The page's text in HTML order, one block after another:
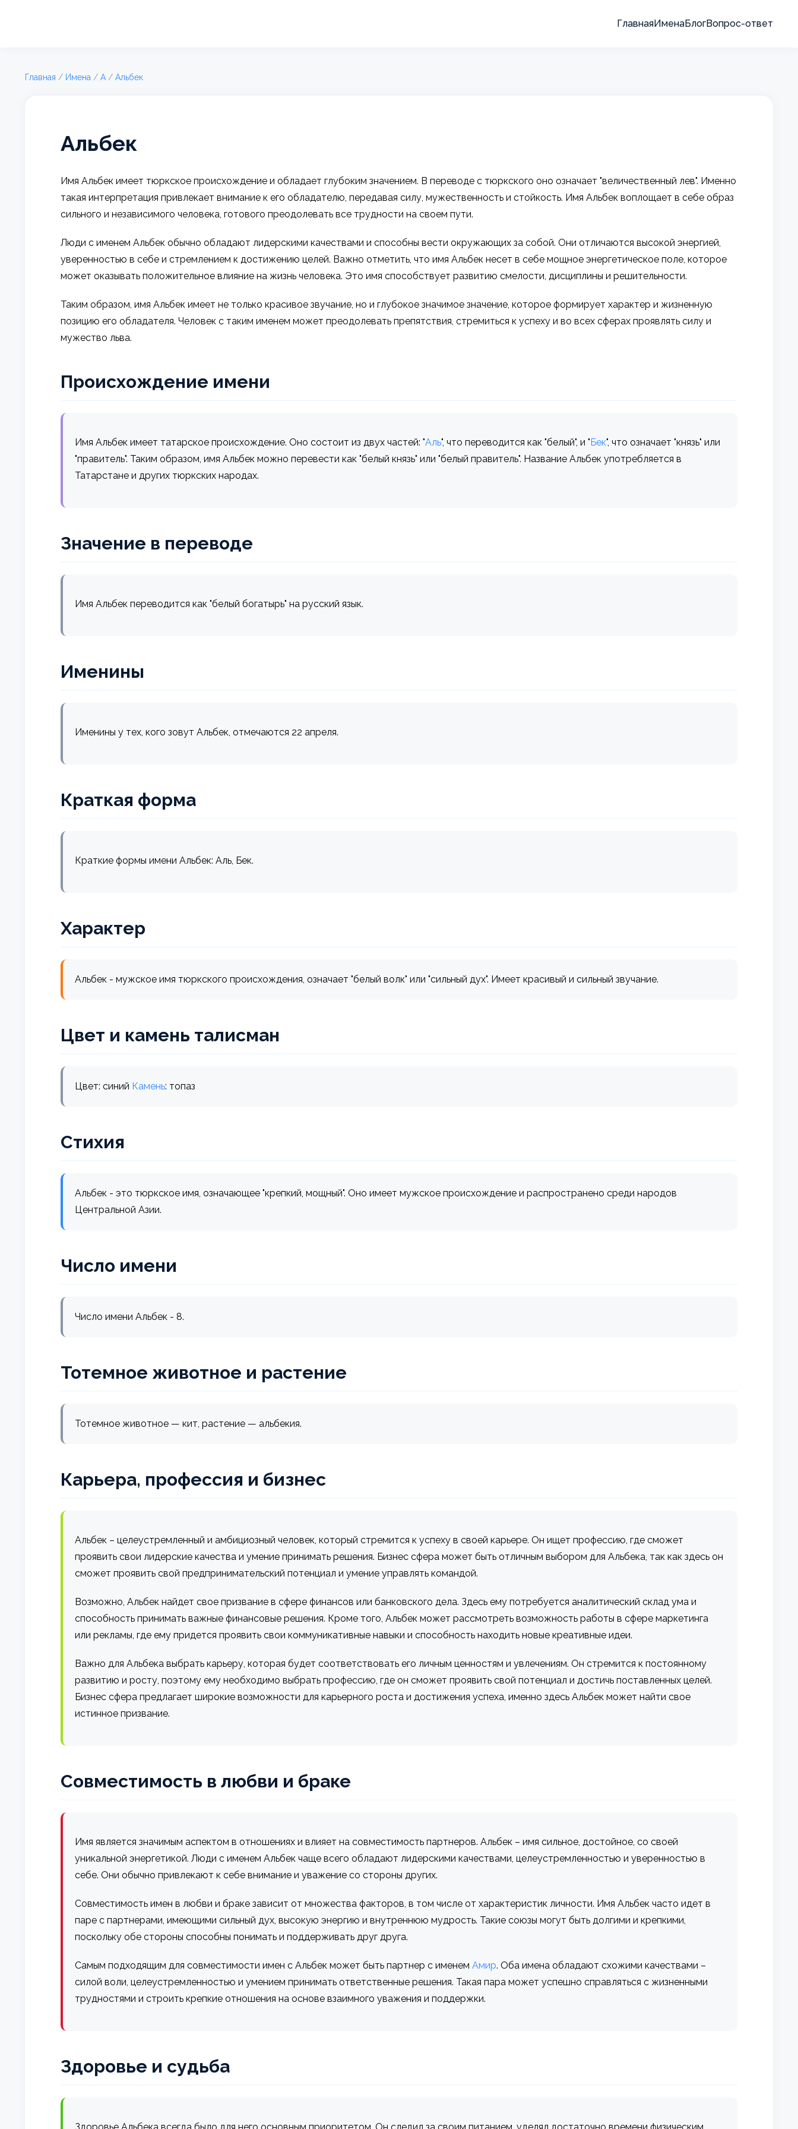
ГлавнаяИменаБлогВопрос-ответ
Главная / Имена / А / Альбек
Альбек
Имя Альбек имеет тюркское происхождение и обладает глубоким значением. В переводе с тюркского оно означает "величественный лев". Именно
такая интерпретация привлекает внимание к его обладателю, передавая силу, мужественность и стойкость. Имя Альбек воплощает в себе образ
сильного и независимого человека, готового преодолевать все трудности на своем пути.
Люди с именем Альбек обычно обладают лидерскими качествами и способны вести окружающих за собой. Они отличаются высокой энергией,
уверенностью в себе и стремлением к достижению целей. Важно отметить, что имя Альбек несет в себе мощное энергетическое поле, которое
может оказывать положительное влияние на жизнь человека. Это имя способствует развитию смелости, дисциплины и решительности.
Таким образом, имя Альбек имеет не только красивое звучание, но и глубокое значимое значение, которое формирует характер и жизненную
позицию его обладателя. Человек с таким именем может преодолевать препятствия, стремиться к успеху и во всех сферах проявлять силу и
мужество льва.
Происхождение имени
Имя Альбек имеет татарское происхождение. Оно состоит из двух частей: "Аль", что переводится как "белый", и "Бек", что означает "князь" или
"правитель". Таким образом, имя Альбек можно перевести как "белый князь" или "белый правитель". Название Альбек употребляется в
Татарстане и других тюркских народах.
Значение в переводе
Имя Альбек переводится как "белый богатырь" на русский язык.
Именины
Именины у тех, кого зовут Альбек, отмечаются 22 апреля.
Краткая форма
Краткие формы имени Альбек: Аль, Бек.
Характер
Альбек - мужское имя тюркского происхождения, означает "белый волк" или "сильный дух". Имеет красивый и сильный звучание.
Цвет и камень талисман
Цвет: синий Камень: топаз
Стихия
Альбек - это тюркское имя, означающее "крепкий, мощный". Оно имеет мужское происхождение и распространено среди народов
Центральной Азии.
Число имени
Число имени Альбек - 8.
Тотемное животное и растение
Тотемное животное — кит, растение — альбекия.
Карьера, профессия и бизнес
Альбек – целеустремленный и амбициозный человек, который стремится к успеху в своей карьере. Он ищет профессию, где сможет
проявить свои лидерские качества и умение принимать решения. Бизнес сфера может быть отличным выбором для Альбека, так как здесь он
сможет проявить свой предпринимательский потенциал и умение управлять командой.
Возможно, Альбек найдет свое призвание в сфере финансов или банковского дела. Здесь ему потребуется аналитический склад ума и
способность принимать важные финансовые решения. Кроме того, Альбек может рассмотреть возможность работы в сфере маркетинга
или рекламы, где ему придется проявить свои коммуникативные навыки и способность находить новые креативные идеи.
Важно для Альбека выбрать карьеру, которая будет соответствовать его личным ценностям и увлечениям. Он стремится к постоянному
развитию и росту, поэтому ему необходимо выбрать профессию, где он сможет проявить свой потенциал и достичь поставленных целей.
Бизнес сфера предлагает широкие возможности для карьерного роста и достижения успеха, именно здесь Альбек может найти свое
истинное призвание.
Совместимость в любви и браке
Имя является значимым аспектом в отношениях и влияет на совместимость партнеров. Альбек – имя сильное, достойное, со своей
уникальной энергетикой. Люди с именем Альбек чаще всего обладают лидерскими качествами, целеустремленностью и уверенностью в
себе. Они обычно привлекают к себе внимание и уважение со стороны других.
Совместимость имен в любви и браке зависит от множества факторов, в том числе от характеристик личности. Имя Альбек часто идет в
паре с партнерами, имеющими сильный дух, высокую энергию и внутреннюю мудрость. Такие союзы могут быть долгими и крепкими,
поскольку обе стороны способны понимать и поддерживать друг друга.
Самым подходящим для совместимости имен с Альбек может быть партнер с именем Амир. Оба имена обладают схожими качествами –
силой воли, целеустремленностью и умением принимать ответственные решения. Такая пара может успешно справляться с жизненными
трудностями и строить крепкие отношения на основе взаимного уважения и поддержки.
Здоровье и судьба